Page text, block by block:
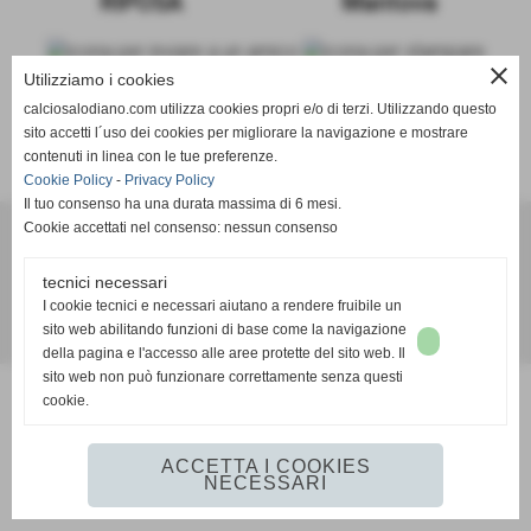
SCHEDA-CALENDARIO E RISULTATI-CLASSIFICA
Realizzazione siti web www.sitoper.it
close
Utilizziamo i cookies
calciosalodiano.com utilizza cookies propri e/o di terzi. Utilizzando questo
sito accetti l´uso dei cookies per migliorare la navigazione e mostrare
contenuti in linea con le tue preferenze.
Cookie Policy - Privacy Policy
Il tuo consenso ha una durata massima di 6 mesi.
Cookie accettati nel consenso: nessun consenso
tecnici necessari
I cookie tecnici e necessari aiutano a rendere fruibile un
sito web abilitando funzioni di base come la navigazione
della pagina e l'accesso alle aree protette del sito web. Il
sito web non può funzionare correttamente senza questi
cookie.
ACCETTA I COOKIES
NECESSARI